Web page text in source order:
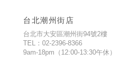
台北潮州街店
台北市大安區潮州街94號2樓
TEL：02-2396-8366
9am-18pm（12:00-13:30午休）